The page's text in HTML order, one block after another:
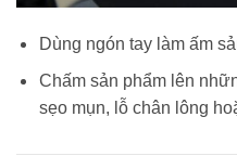
Dùng ngón tay làm ấm
Chấm sản phẩm lên
sẹo mụn, lỗ chân lông